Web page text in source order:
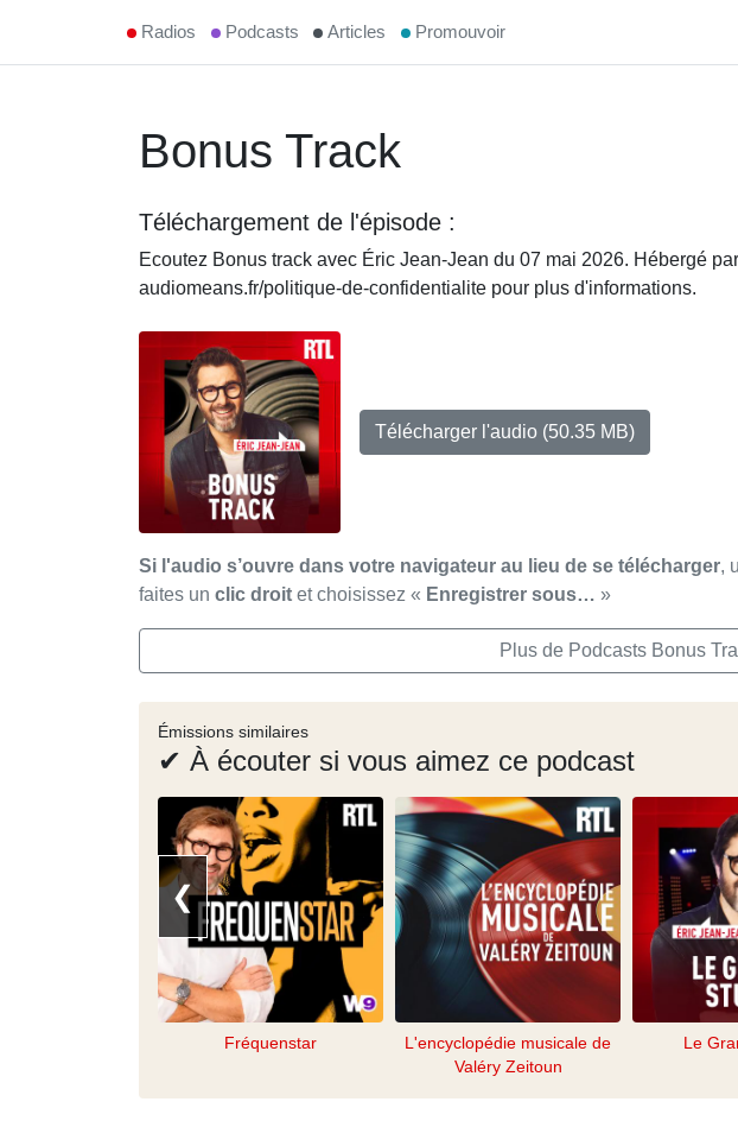
Radios Podcasts Articles Promouvoir
Bonus Track
Téléchargement de l'épisode :
Ecoutez Bonus track avec Éric Jean-Jean du 07 mai 2026. Hébergé
audiomeans.fr/politique-de-confidentialite pour plus d'informations.
Télécharger l'audio (50.35 MB)
Si l'audio s’ouvre dans votre navigateur au lieu de se télécharger,
faites un clic droit et choisissez « Enregistrer sous… »
Plus de Podcasts Bonus
Émissions similaires
✔ À écouter si vous aimez ce podcast
❮
Fréquenstar
L'encyclopédie musicale de
Valéry Zeitoun
Le